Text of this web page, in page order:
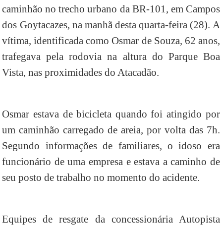
caminhão no trecho urbano da BR-101, em Campos
dos Goytacazes, na manhã desta quarta-feira (28). A
vítima, identificada como Osmar de Souza, 62 anos,
trafegava pela rodovia na altura do Parque Boa
Vista, nas proximidades do Atacadão.
Osmar estava de bicicleta quando foi atingido por
um caminhão carregado de areia, por volta das 7h.
Segundo informações de familiares, o idoso era
funcionário de uma empresa e estava a caminho de
seu posto de trabalho no momento do acidente.
Equipes de resgate da concessionária Autopista